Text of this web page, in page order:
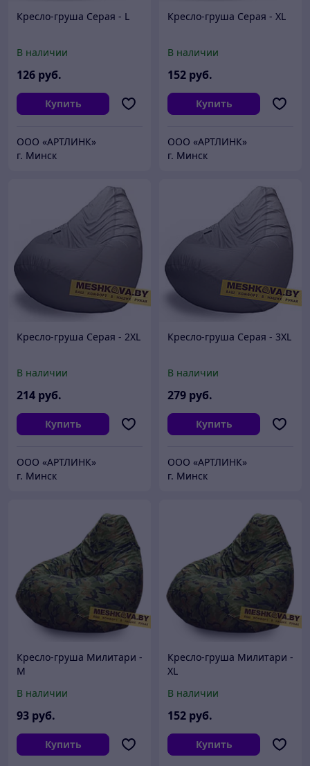
Кресло-груша Серая - L
В наличии
126 руб.
Купить
ООО «АРТЛИНК»
г. Минск
Кресло-груша Серая - XL
В наличии
152 руб.
Купить
ООО «АРТЛИНК»
г. Минск
Кресло-груша Серая - 2XL
В наличии
214 руб.
Купить
ООО «АРТЛИНК»
г. Минск
Кресло-груша Серая - 3XL
В наличии
279 руб.
Купить
ООО «АРТЛИНК»
г. Минск
Кресло-груша Милитари -
M
В наличии
93 руб.
Купить
Кресло-груша Милитари -
XL
В наличии
152 руб.
Купить